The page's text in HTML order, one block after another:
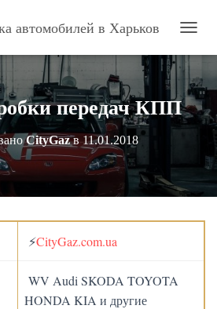
автомобилей в Харьков
Е
Е
К
Л
Ю
Ь
А
передач КПП
CityGazв11.01.2018
⚡CityGaz.com.ua
WV Audi SKODA TOYOTA
HONDA KIA и другие